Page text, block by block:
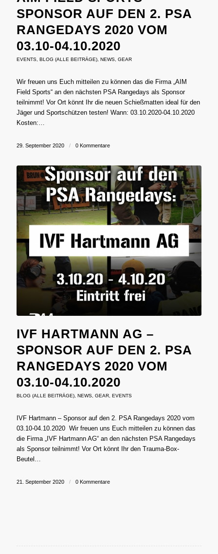
SPONSOR AUF DEN 2. PSA
RANGEDAYS 2020 VOM
03.10-04.10.2020
EVENTS, BLOG (ALLE BEITRÄGE), NEWS, GEAR
Wir freuen uns Euch mitteilen zu können das die Firma „AIM
Field Sports“ an den nächsten PSA Rangedays als Sponsor
teilnimmt! Vor Ort könnt Ihr die neuen Schießmatten ideal für den
Jäger und Sportschützen testen! Wann: 03.10.2020-04.10.2020
Kosten:…
29. September 2020 / 0 Kommentare
IVF HARTMANN AG –
SPONSOR AUF DEN 2. PSA
RANGEDAYS 2020 VOM
03.10-04.10.2020
BLOG (ALLE BEITRÄGE), NEWS, GEAR, EVENTS
IVF Hartmann – Sponsor auf den 2. PSA Rangedays 2020 vom
03.10-04.10.2020 Wir freuen uns Euch mitteilen zu können das
die Firma „IVF Hartmann AG“ an den nächsten PSA Rangedays
als Sponsor teilnimmt! Vor Ort könnt Ihr den Trauma-Box-
Beutel…
21. September 2020 / 0 Kommentare